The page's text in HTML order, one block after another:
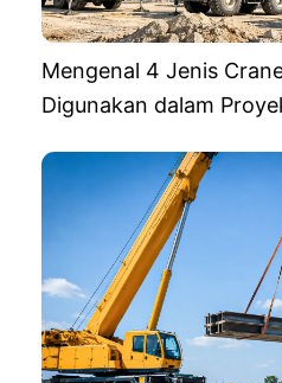
Mengenal 4 Jenis
Digunakan dalam